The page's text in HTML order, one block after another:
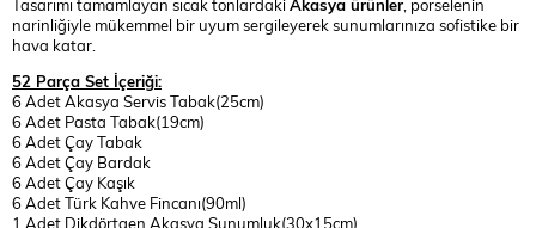
Tasarımı tamamlayan sıcak tonlardakiAkasya ürünler , porselenin
narinliğiyle mükemmel bir uyum sergileyerek sunumlarınıza sofistike bir
hava katar.
52 Parça Set İçeriği:
6 Adet Akasya Servis Tabak(25cm)
6 Adet Pasta Tabak(19cm)
6 Adet Çay Tabak
6 Adet Çay Bardak
6 Adet Çay Kaşık
6 Adet Türk Kahve Fincanı(90ml)
1 Adet Dikdörtgen Akasya Sunumluk(30x15cm)